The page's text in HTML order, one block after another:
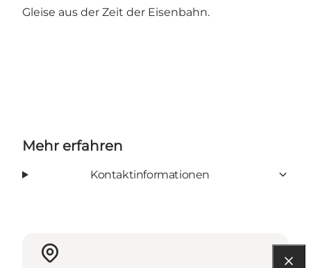
Gleise aus der Zeit der Eisenbahn.
Mehr erfahren
Kontaktinformationen